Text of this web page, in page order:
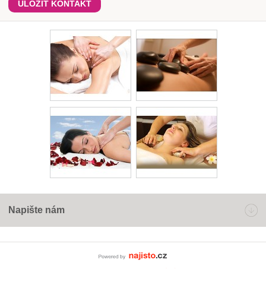
ULOŽIT KONTAKT
Napište nám